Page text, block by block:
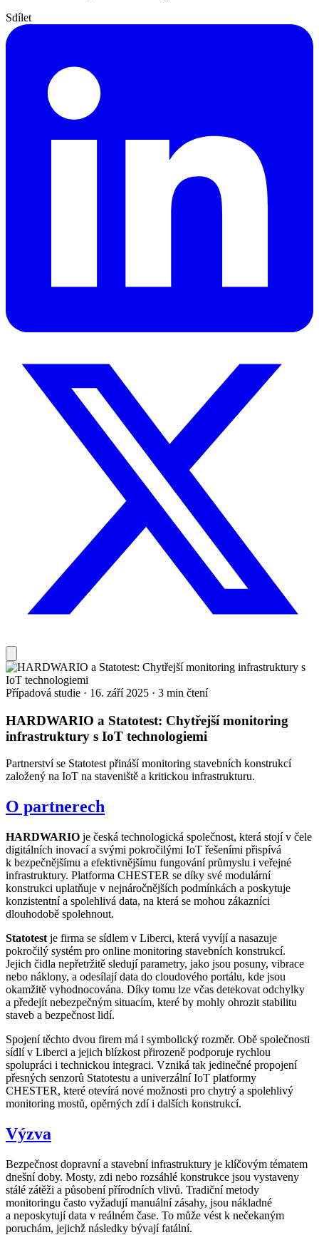
Sdílet
Případová studie · 16. září 2025 · 3 min čtení
HARDWARIO a Statotest: Chytřejší monitoring
infrastruktury s IoT technologiemi
Partnerství se Statotest přináší monitoring stavebních konstrukcí
založený na IoT na staveniště a kritickou infrastrukturu.
O partnerech
HARDWARIO je česká technologická společnost, která stojí v čele
digitálních inovací a svými pokročilými IoT řešeními přispívá
k bezpečnějšímu a efektivnějšímu fungování průmyslu i veřejné
infrastruktury. Platforma CHESTER se díky své modulární
konstrukci uplatňuje v nejnáročnějších podmínkách a poskytuje
konzistentní a spolehlivá data, na která se mohou zákazníci
dlouhodobě spolehnout.
Statotest je firma se sídlem v Liberci, která vyvíjí a nasazuje
pokročilý systém pro online monitoring stavebních konstrukcí.
Jejich čidla nepřetržitě sledují parametry, jako jsou posuny, vibrace
nebo náklony, a odesílají data do cloudového portálu, kde jsou
okamžitě vyhodnocována. Díky tomu lze včas detekovat odchylky
a předejít nebezpečným situacím, které by mohly ohrozit stabilitu
staveb a bezpečnost lidí.
Spojení těchto dvou firem má i symbolický rozměr. Obě společnosti
sídlí v Liberci a jejich blízkost přirozeně podporuje rychlou
spolupráci i technickou integraci. Vzniká tak jedinečné propojení
přesných senzorů Statotestu a univerzální IoT platformy
CHESTER, které otevírá nové možnosti pro chytrý a spolehlivý
monitoring mostů, opěrných zdí i dalších konstrukcí.
Výzva
Bezpečnost dopravní a stavební infrastruktury je klíčovým tématem
dnešní doby. Mosty, zdi nebo rozsáhlé konstrukce jsou vystaveny
stálé zátěži a působení přírodních vlivů. Tradiční metody
monitoringu často vyžadují manuální zásahy, jsou nákladné
a neposkytují data v reálném čase. To může vést k nečekaným
poruchám, jejichž následky bývají fatální.